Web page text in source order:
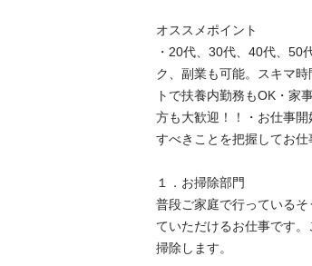
オススメポイント
・20代、30代、40代、50
ク、副業も可能。スキマ
トで扶養内勤務もOK・家
方も大歓迎！！・お仕事
すべきことを把握してお仕
１．お掃除部門
普段ご家庭で行っている
ていただけるお仕事です
掃除します。